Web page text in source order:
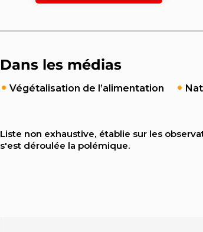
Dans les médias
Végétalisation de l’alimentation
Liste non exhaustive, établie sur les
s'est déroulée la polémique.